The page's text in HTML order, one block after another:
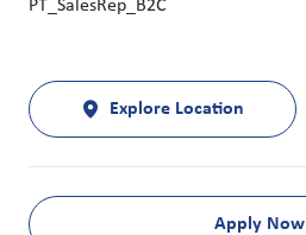
PT_SalesRep_B2C
Explore Location
Apply Now